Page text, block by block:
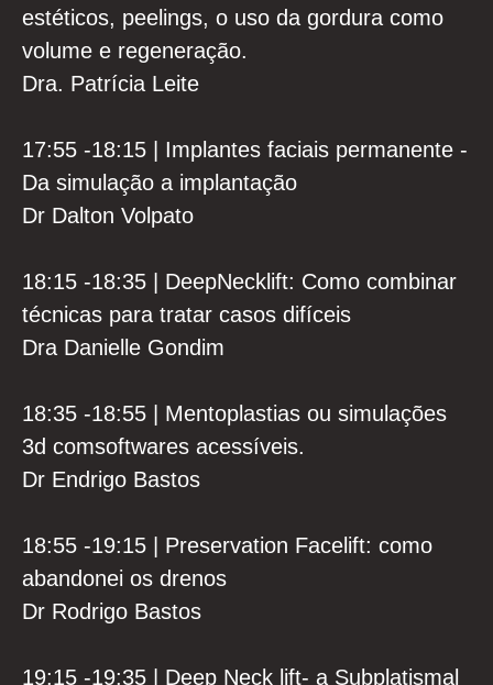
estéticos, peelings, o uso da gordura como
volume e regeneração.
Dra. Patrícia Leite
17:55 -18:15 | Implantes faciais permanente -
Da simulação a implantação
Dr Dalton Volpato
18:15 -18:35 | DeepNecklift: Como combinar
técnicas para tratar casos difíceis
Dra Danielle Gondim
18:35 -18:55 | Mentoplastias ou simulações
3d comsoftwares acessíveis.
Dr Endrigo Bastos
18:55 -19:15 | Preservation Facelift: como
abandonei os drenos
Dr Rodrigo Bastos
19:15 -19:35 | Deep Neck lift- a Subplatismal